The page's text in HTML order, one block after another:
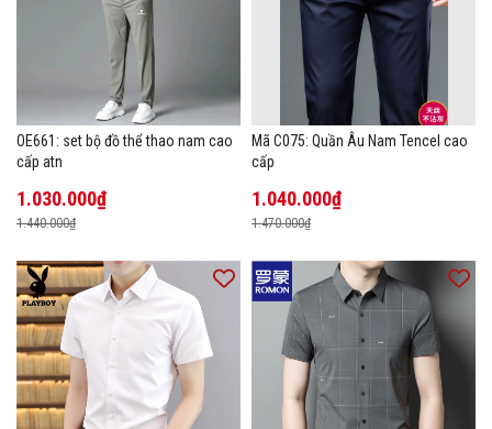
OE661: set bộ đồ thể thao nam cao
cấp atn
1.030.000₫
1.440.000₫
Mã C075: Quần Âu Nam Tencel cao
cấp
1.040.000₫
1.470.000₫